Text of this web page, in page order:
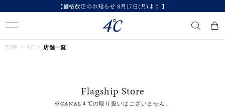
【価格改定のお知らせ 8月17日(月)より 】
#ペア #ダイヤモンド ネックレス
TOP 4℃ 店舗一覧
Flagship Store
※CANAL４℃の取り扱いはございません。